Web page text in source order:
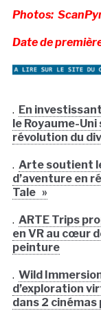
Photos:
Date de
. En
le Royaume-
révolution du
. Arte soutient
d’aventure en
Tale »
. ARTE Trips
en VR au cœur
peinture
. Wild
d’exploration
dans 2 cinémas